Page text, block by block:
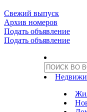
Свежий выпуск
Архив номеров
Подать объявление
Подать объявление